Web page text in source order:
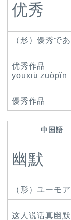
优秀
（形）優秀で
优秀作品
yōuxiù zuòpǐn
優秀作品
中国語
幽默
（形）ユーモ
这人说话真幽默